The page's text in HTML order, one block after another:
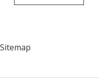
Mi
Sitemap